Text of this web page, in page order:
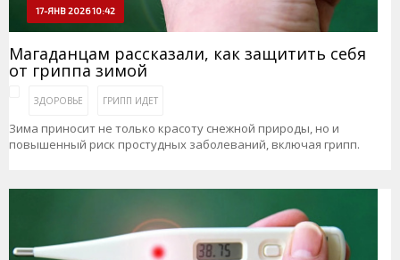
17-ЯНВ 2026 10:42
Магаданцам рассказали, как защитить себя
от гриппа зимой
ЗДОРОВЬЕ ГРИПП ИДЕТ
Зима приносит не только красоту снежной природы, но и
повышенный риск простудных заболеваний, включая грипп.